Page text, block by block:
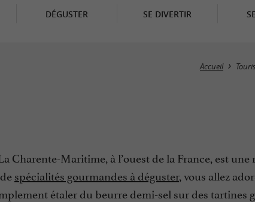
DÉGUSTER SE DIVERTIR
Accueil
Maritime, à l’ouest de la France, est une
spécialités gourmandes à déguster, vous allez
étaler du beurre demi-sel sur des tartines